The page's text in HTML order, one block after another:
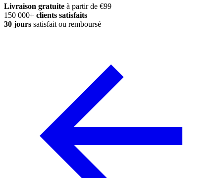
Livraison gratuite à partir de €99
150 000+ clients satisfaits
30 jours satisfait ou remboursé